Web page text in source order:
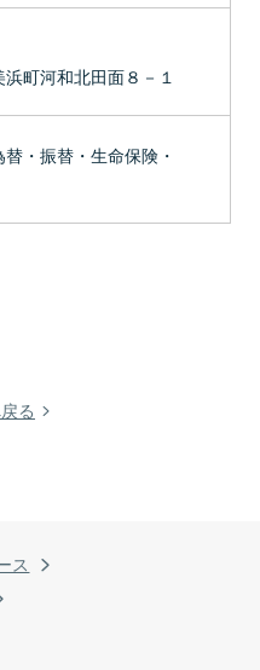
ス
町河和北田面８－１
・振替・生命保険・
る